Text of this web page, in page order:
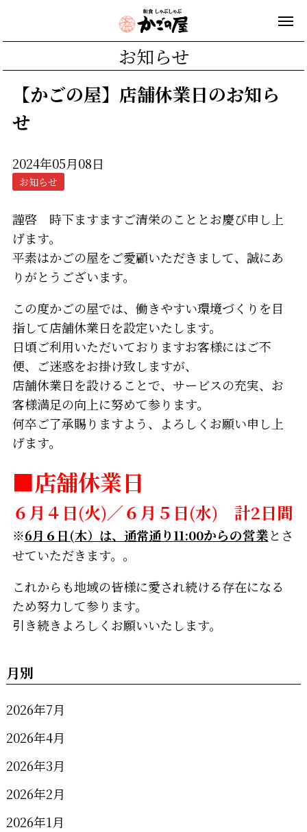
お知らせ
【かごの屋】店舗休業日のお知ら
せ
2024年05月08日
お知らせ
謹啓 時下ますますご清栄のこととお慶び申し上
げます。
平素はかごの屋をご愛顧いただきまして、誠にあ
りがとうございます。
この度かごの屋では、働きやすい環境づくりを目
指して店舗休業日を設定いたします。
日頃ご利用いただいておりますお客様にはご不
便、ご迷惑をお掛け致しますが、
店舗休業日を設けることで、サービスの充実、お
客様満足の向上に努めて参ります。
何卒ご了承賜りますよう、よろしくお願い申し上
げます。
■店舗休業日
６月４日(火)／６月５日(水) 計2日間
※6月６日(木）は、通常通り11:00からの営業とさ
せていただきます。。
これからも地域の皆様に愛され続ける存在になる
ため努力して参ります。
引き続きよろしくお願いいたします。
月別
2026年7月
2026年4月
2026年3月
2026年2月
2026年1月